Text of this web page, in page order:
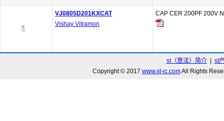
VJ0805D201KXCAT
Vishay Vitramon
CAP CER 200PF 200V
st（意法）简介| st
Copyright © 2017 www.st-ic.comAll Rights